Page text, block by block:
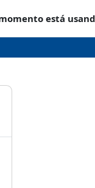
está